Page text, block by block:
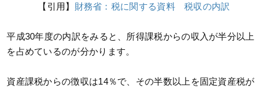
【引用】 財務省：税に関する資料 税収の内訳
平成30年度の内訳をみると、所得課税からの収入が半分以上
を占めているのが分かります。
資産課税からの徴収は14％で、その半数以上を固定資産税が